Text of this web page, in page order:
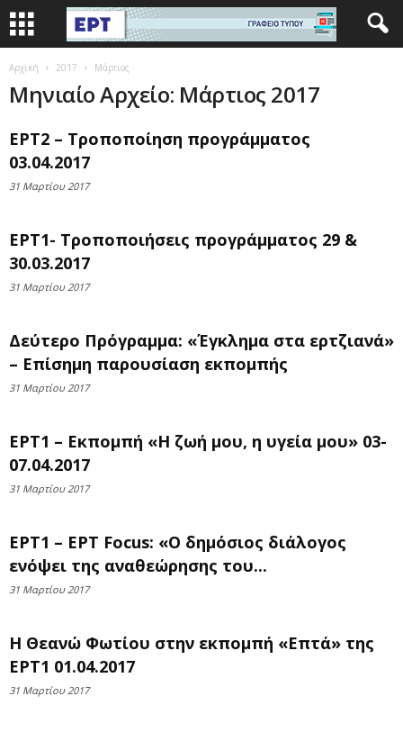
Αρχική 2017 Μάρτιος
Μηνιαίο Αρχείο: Μάρτιος 2017
ΕΡΤ2 – Τροποποίηση προγράμματος
03.04.2017
31 Μαρτίου 2017
ΕΡΤ1- Τροποποιήσεις προγράμματος 29 &
30.03.2017
31 Μαρτίου 2017
Δεύτερο Πρόγραμμα: «Έγκλημα στα ερτζιανά»
– Επίσημη παρουσίαση εκπομπής
31 Μαρτίου 2017
ΕΡΤ1 – Εκπομπή «Η ζωή μου, η υγεία μου» 03-
07.04.2017
31 Μαρτίου 2017
ΕΡΤ1 – ΕΡΤ Focus: «Ο δημόσιος διάλογος
ενόψει της αναθεώρησης του...
31 Μαρτίου 2017
Η Θεανώ Φωτίου στην εκπομπή «Επτά» της
ΕΡΤ1 01.04.2017
31 Μαρτίου 2017